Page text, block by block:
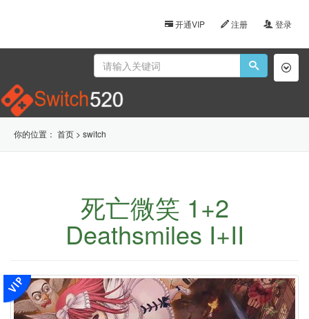
开通VIP 注册 登录
你的位置： 首页 > switch
死亡微笑 1+2
Deathsmiles I+II